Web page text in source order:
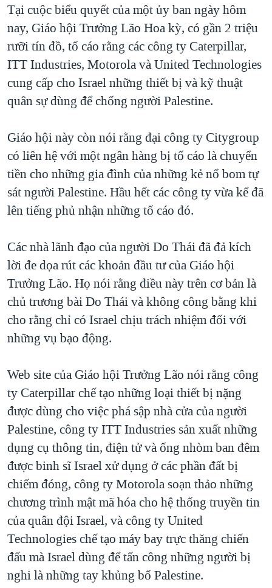
"Tìm"NGƯỜI VIỆT HẢI NGOẠI
ĐỜI SỐNG
KHOA HỌC
SỨC KHOẺ
THỂ THAO
GIÁO DỤC
HÀNH TRÌNH BẦU CỬ 2024
MỘT NĂM CHIẾN TRANH TẠI DẢI GAZA
GIẢI MÃ VÀNH ĐAI & CON ĐƯỜNG
NGÀY TỊ NẠN THẾ GIỚI
TRỊNH VĨNH BÌNH - NGƯỜI HẠ 'BÊN THẮNG CUỘC'
GROUND ZERO – XƯA VÀ NAY
CHI PHÍ CHIẾN TRANH AFGHANISTAN
CÁC GIÁ TRỊ CỘNG HÒA Ở VIỆT NAM
THƯỢNG ĐỈNH TRUMP-KIM TẠI VIỆT NAM
TRỊNH VĨNH BÌNH VS. CHÍNH PHỦ VIỆT NAM
NGƯ DÂN VIỆT VÀ LÀN SÓNG TRỘM HẢI SÂM
BÊN KIA QUỐC LỘ: TIẾNG VỌNG TỪ NÔNG THÔN MỸ
QUAN HỆ VIỆT MỸ
VIDEO
NGHE
MẠNG XÃ HỘI
Tại cuộc biểu quyết của một ủy ban ngày hôm
nay, Giáo hội Trưởng Lão Hoa kỳ, có gần 2 triệu
rưỡi tín đồ, tố cáo rằng các công ty Caterpillar,
ITT Industries, Motorola và United Technologies
cung cấp cho Israel những thiết bị và kỹ thuật
quân sự dùng để chống người Palestine.
Giáo hội này còn nói rằng đại công ty Citygroup
có liên hệ với một ngân hàng bị tố cáo là chuyển
tiền cho những gia đình của những kẻ nổ bom tự
sát người Palestine. Hầu hết các công ty vừa kể đã
lên tiếng phủ nhận những tố cáo đó.
Các nhà lãnh đạo của người Do Thái đã đả kích
lời đe dọa rút các khoản đầu tư của Giáo hội
Trưởng Lão. Họ nói rằng điều này trên cơ bản là
chủ trương bài Do Thái và không công bằng khi
cho rằng chỉ có Israel chịu trách nhiệm đối với
những vụ bạo động.
Web site của Giáo hội Trưởng Lão nói rằng công
ty Caterpillar chế tạo những loại thiết bị nặng
được dùng cho việc phá sập nhà cửa của người
Palestine, công ty ITT Industries sản xuất những
dụng cụ thông tin, điện tử và ống nhòm ban đêm
được binh sĩ Israel xử dụng ở các phần đất bị
chiếm đóng, công ty Motorola soạn thảo những
chương trình mật mã hóa cho hệ thống truyền tin
của quân đội Israel, và công ty United
Technologies chế tạo máy bay trực thăng chiến
đấu mà Israel dùng để tấn công những người bị
nghi là những tay khủng bố Palestine.